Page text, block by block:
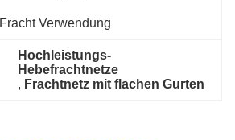
Fracht Verwendung
Hochleistungs-
Hebefrachtnetze
, Frachtnetz mit flachen Gurten